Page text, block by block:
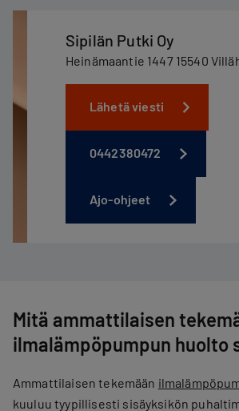
Sipilän Putki Oy
Heinämaantie 1447 15540
Lähetä viesti
0442380472
Ajo-ohjeet
Mitä ammattilaisen
ilmalämpöpumpun huolto
Ammattilaisen tekemään
kuuluu tyypillisesti sisäyksikön